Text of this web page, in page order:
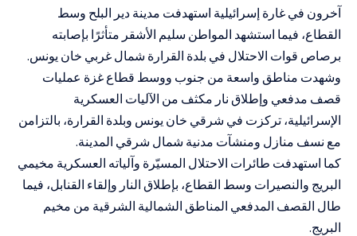
آخرون في غارة إسرائيلية استهدفت مدينة دير البلح وسط
القطاع، فيما استشهد المواطن سليم الأشقر متأثرًا بإصابته
برصاص قوات الاحتلال في بلدة القرارة شمال غربي خان يونس.
وشهدت مناطق واسعة من جنوب ووسط قطاع غزة عمليات
قصف مدفعي وإطلاق نار مكثف من الآليات العسكرية
الإسرائيلية، تركزت في شرقي خان يونس وبلدة القرارة، بالتزامن
مع نسف منازل ومنشآت مدنية شمال شرقي المدينة.
كما استهدفت طائرات الاحتلال المسيّرة وآلياته العسكرية مخيمي
البريج والنصيرات وسط القطاع، بإطلاق النار وإلقاء القنابل، فيما
طال القصف المدفعي المناطق الشمالية الشرقية من مخيم
البريج.